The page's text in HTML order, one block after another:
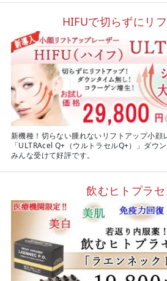
HIFUで切らずにリ
新機種！切らない腫れないリフトアップ小顔
「ULTRAcel Q+（ウルトラセルQ+）」ダウ
みんな受けて好評です。
飲むヒトプラセ